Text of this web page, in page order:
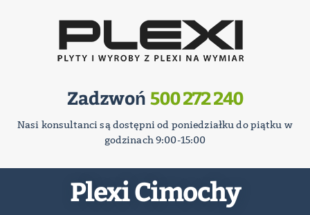
Zadzwoń 500 272 240
Nasi konsultanci są dostępni od poniedziałku do piątku w
godzinach 9:00-15:00
Plexi Cimochy